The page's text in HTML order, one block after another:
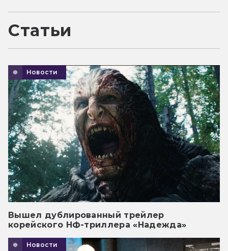
Статьи
Новости
Вышел дублированный трейлер
корейского НФ-триллера «Надежда»
Новости